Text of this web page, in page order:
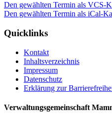
Den gewählten Termin als VCS-
Den gewählten Termin als iCal-
Quicklinks
Kontakt
Inhaltsverzeichnis
Impressum
Datenschutz
Erklärung zur
Verwaltungsgemeinschaft